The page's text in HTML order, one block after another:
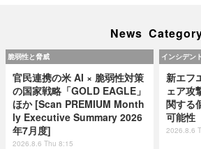
News
脆弱性と脅威
官民連携の米 AI × 脆弱性対策
の国家戦略「GOLD EAGLE」
ほか [Scan PREMIUM Month
ly Executive Summary 2026
年7月度]
2026.8.6 Thu 8:15
インシデン
新エフ
ェア攻
関する
可能性
2026.8.6